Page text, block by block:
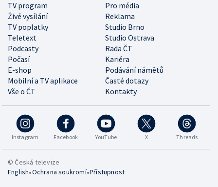
TV program
Pro média
Živé vysílání
Reklama
TV poplatky
Studio Brno
Teletext
Studio Ostrava
Podcasty
Rada ČT
Počasí
Kariéra
E-shop
Podávání námětů
Mobilní a TV aplikace
Časté dotazy
Vše o ČT
Kontakty
Instagram Facebook YouTube X Threads
© Česká televize
English•Ochrana soukromí•Přístupnost